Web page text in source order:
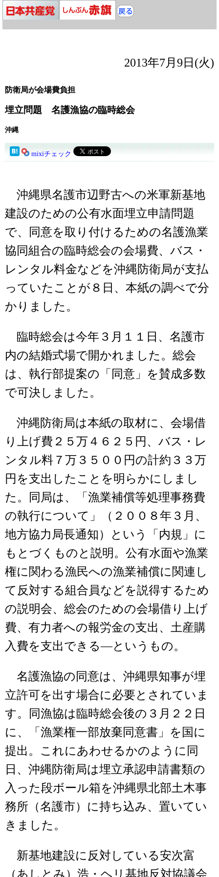
2013年7月9日(火)
防衛局が会場費負担
埋立問題 名護漁協の臨時総会
沖縄
mixiチェック
沖縄県名護市辺野古への米軍新基地
建設のための公有水面埋立申請問題
で、同意を取り付けるための名護漁業
協同組合の臨時総会の会場費、バス・
レンタル料金などを沖縄防衛局が支払
っていたことが８日、本紙の調べで分
かりました。
臨時総会は今年３月１１日、名護市
内の結婚式場で開かれました。総会
は、執行部提案の「同意」を賛成多数
で可決しました。
沖縄防衛局は本紙の取材に、会場借
り上げ費２５万４６２５円、バス・レ
ンタル料７万３５００円の計約３３万
円を支出したことを明らかにしまし
た。同局は、「漁業補償等処理事務費
の執行について」（２００８年３月、
地方協力局長通知）という「内規」に
もとづくものと説明。公有水面や漁業
権に関わる漁民への漁業補償に関連し
て反対する組合員などを説得するため
の説明会、総会のための会場借り上げ
費、有力者への報労金の支出、土産購
入費を支出できる―というもの。
名護漁協の同意は、沖縄県知事が埋
立許可を出す場合に必要とされていま
す。同漁協は臨時総会後の３月２２日
に、「漁業権一部放棄同意書」を国に
提出。これにあわせるかのように同
日、沖縄防衛局は埋立承認申請書類の
入った段ボール箱を沖縄県北部土木事
務所（名護市）に持ち込み、置いてい
きました。
新基地建設に反対している安次富
（あしとみ）浩・ヘリ基地反対協議会